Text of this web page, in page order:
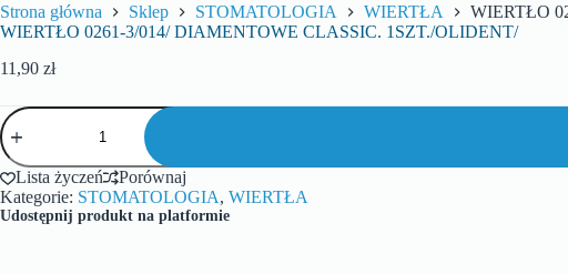
Strona główna Sklep STOMATOLOGIA WIERTŁA
WIERTŁO
WIERTŁO 0261-3/014/ DIAMENTOWE CLASSIC. 1SZT./OLIDENT/
11,90 zł
Lista życzeń
Porównaj
Kategorie: STOMATOLOGIA, WIERTŁA
Udostępnij produkt na platformie